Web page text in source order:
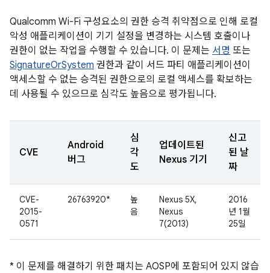
Qualcomm Wi-Fi 구성요소의 권한 승격 취약점으로 인해 로컬
악성 애플리케이션이 기기 설정을 변경하는 시스템 호출이나
권한이 없는 작업을 수행할 수 있습니다. 이 문제는 서명 또는
SignatureOrSystem 권한과 같이 서드 파티 애플리케이션이
액세스할 수 없는 승격된 권한으로의 로컬 액세스를 확보하는
데 사용될 수 있으므로 심각도 높음으로 평가됩니다.
CVE
Android
버그
심
각
도
업데이트된
Nexus 기기
신고
된 날
짜
CVE-
2015-
0571
26763920*
높
음
Nexus 5X,
Nexus
7(2013)
2016
년 1월
25일
* 이 문제를 해결하기 위한 패치는 AOSP에 포함되어 있지 않습